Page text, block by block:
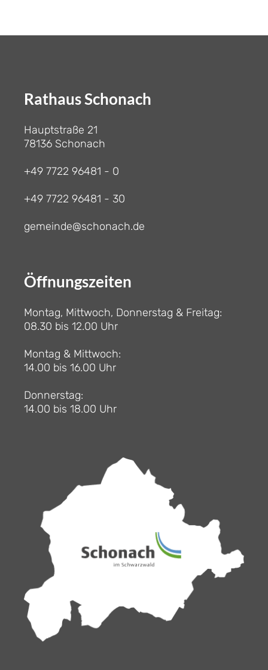
Rathaus Schonach
Hauptstraße 21
78136 Schonach
+49 7722 96481 - 0
+49 7722 96481 - 30
gemeinde@schonach.de
Öffnungszeiten
Montag, Mittwoch, Donnerstag & Freitag:
08.30 bis 12.00 Uhr
Montag & Mittwoch:
14.00 bis 16.00 Uhr
Donnerstag:
14.00 bis 18.00 Uhr